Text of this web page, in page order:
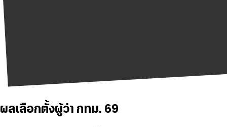
ผลเลือกตั้งผู้ว่า กทม. 69